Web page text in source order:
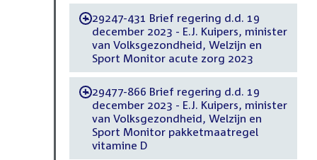
-29247-431 Brief regering d.d. 19
december 2023 - E.J. Kuipers, minister
van Volksgezondheid, Welzijn en
Sport Monitor acute zorg 2023
-29477-866 Brief regering d.d. 19
december 2023 - E.J. Kuipers, minister
van Volksgezondheid, Welzijn en
Sport Monitor pakketmaatregel
vitamine D